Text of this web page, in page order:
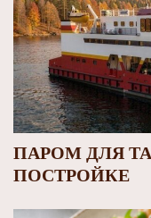
ПАРОМ ДЛЯ
ПОСТРОЙКЕ